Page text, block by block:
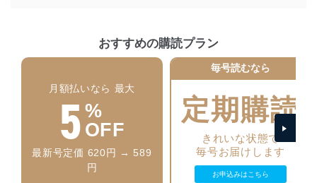
アクセス制御
個人データを取り扱うことのできる機器及び当該
機器を取り扱う従業者を明確化し、 個人データへ
の不要なアクセスを防止しています。
アクセス者の識別と認証
機器に標準装備されているユーザー制御機能（ユ
ーザーアカウント制御）により、個人情報データ
ベース等を取り扱う情報システムを使用する従業
者を識別・認証しています。
おすすめの購読プラン
月額払いなら 最大
5 %
OFF
最新号定価 620円 → 589
円
毎号読むなら
定期購読
きれいな状態で
毎号お届けします
お申込みはこちら